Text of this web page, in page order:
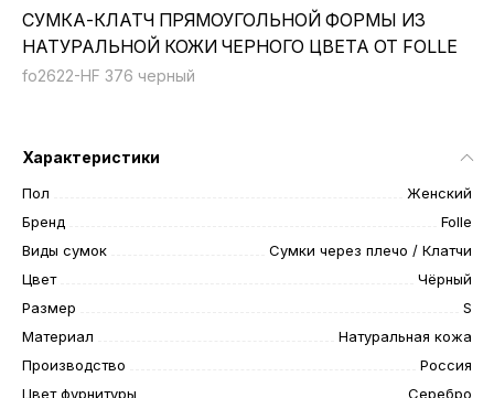
СУМКА-КЛАТЧ ПРЯМОУГОЛЬНОЙ ФОРМЫ ИЗ
НАТУРАЛЬНОЙ КОЖИ ЧЕРНОГО ЦВЕТА ОТ FOLLE
fo2622-HF 376 черный
Характеристики
Пол
Женский
Бренд
Folle
Виды сумок
Сумки через плечо / Клатчи
Цвет
Чёрный
Размер
S
Материал
Натуральная кожа
Производство
Россия
Цвет фурнитуры
Серебро